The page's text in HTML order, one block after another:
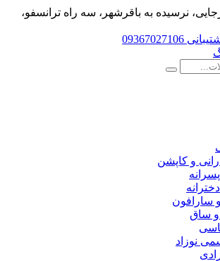
نرسیده به باقرشهر، سه راه ترانسفو،
09367027106
و کاپشن
سارافون
ساق
نوزاد